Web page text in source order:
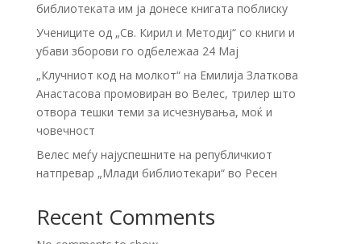
библиотеката им ја донесе книгата поблиску
Учениците од „Св. Кирил и Методиј“ со книги и
убави зборови го одбележаа 24 Мај
„Клучниот код на молкот“ на Емилија Златкова
Анастасова промовиран во Велес, трилер што
отвора тешки теми за исчезнувања, моќ и
човечност
Велес меѓу најуспешните на републичкиот
натпревар „Млади библиотекари“ во Ресен
Recent Comments